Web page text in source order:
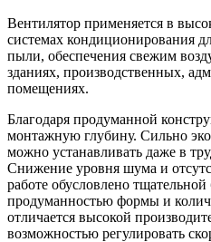
Вентилятор применяется в
системах кондиционирования
пыли, обеспечения свежим
зданиях, производственных,
помещениях.
Благодаря продуманной
монтажную глубину. Сильно
можно устанавливать даже в
Снижение уровня шума и
работе обусловлено
продуманностью формы и
отличается высокой
возможностью регулировать